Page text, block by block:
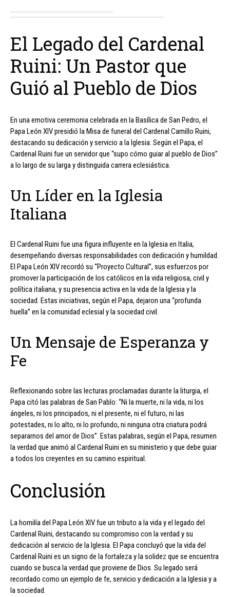
El Legado del Cardenal
Ruini: Un Pastor que
Guió al Pueblo de Dios
En una emotiva ceremonia celebrada en la Basílica de San Pedro, el
Papa León XIV presidió la Misa de funeral del Cardenal Camillo Ruini,
destacando su dedicación y servicio a la Iglesia. Según el Papa, el
Cardenal Ruini fue un servidor que “supo cómo guiar al pueblo de Dios”
a lo largo de su larga y distinguida carrera eclesiástica.
Un Líder en la Iglesia
Italiana
El Cardenal Ruini fue una figura influyente en la Iglesia en Italia,
desempeñando diversas responsabilidades con dedicación y humildad.
El Papa León XIV recordó su “Proyecto Cultural”, sus esfuerzos por
promover la participación de los católicos en la vida religiosa, civil y
política italiana, y su presencia activa en la vida de la Iglesia y la
sociedad. Estas iniciativas, según el Papa, dejaron una “profunda
huella” en la comunidad eclesial y la sociedad civil.
Un Mensaje de Esperanza y
Fe
Reflexionando sobre las lecturas proclamadas durante la liturgia, el
Papa citó las palabras de San Pablo: “Ni la muerte, ni la vida, ni los
ángeles, ni los principados, ni el presente, ni el futuro, ni las
potestades, ni lo alto, ni lo profundo, ni ninguna otra criatura podrá
separarnos del amor de Dios”. Estas palabras, según el Papa, resumen
la verdad que animó al Cardenal Ruini en su ministerio y que debe guiar
a todos los creyentes en su camino espiritual.
Conclusión
La homilía del Papa León XIV fue un tributo a la vida y el legado del
Cardenal Ruini, destacando su compromiso con la verdad y su
dedicación al servicio de la Iglesia. El Papa concluyó que la vida del
Cardenal Ruini es un signo de la fortaleza y la solidez que se encuentra
cuando se busca la verdad que proviene de Dios. Su legado será
recordado como un ejemplo de fe, servicio y dedicación a la Iglesia y a
la sociedad.